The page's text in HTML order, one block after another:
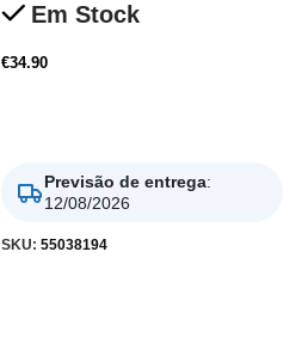
Em Stock
€34.90
Previsão de entrega:
12/08/2026
SKU: 55038194